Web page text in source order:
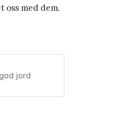
oss med dem.
jord